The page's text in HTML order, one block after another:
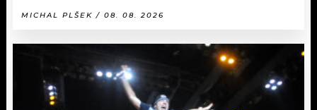
MICHAL PLŠEK / 08. 08. 2026